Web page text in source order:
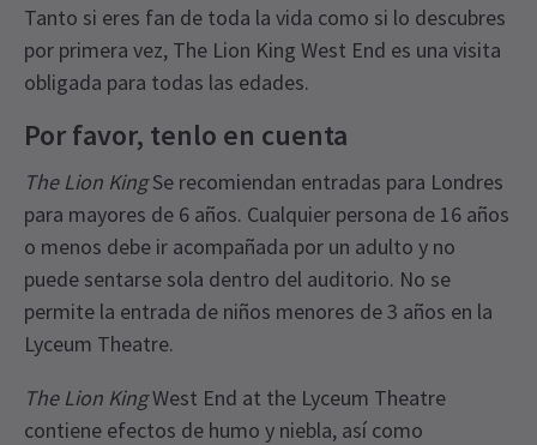
Tanto si eres fan de toda la vida como si lo descubres
por primera vez, The Lion King West End es una visita
obligada para todas las edades.
Por favor, tenlo en cuenta
The Lion KingSe recomiendan entradas para Londres
para mayores de 6 años. Cualquier persona de 16 años
o menos debe ir acompañada por un adulto y no
puede sentarse sola dentro del auditorio. No se
permite la entrada de niños menores de 3 años en la
Lyceum Theatre.
The Lion KingWest End at the Lyceum Theatre
contiene efectos de humo y niebla, así como